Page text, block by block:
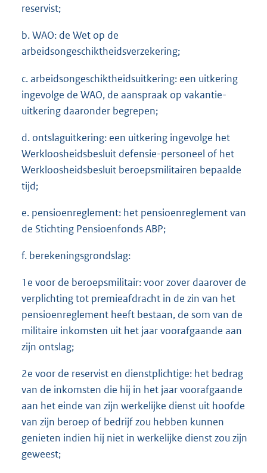
reservist;
b. WAO: de Wet op de
arbeidsongeschiktheidsverzekering;
c. arbeidsongeschiktheidsuitkering: een uitkering
ingevolge de WAO, de aanspraak op vakantie-
uitkering daaronder begrepen;
d. ontslaguitkering: een uitkering ingevolge het
Werkloosheidsbesluit defensie-personeel of het
Werkloosheidsbesluit beroepsmilitairen bepaalde
tijd;
e. pensioenreglement: het pensioenreglement van
de Stichting Pensioenfonds ABP;
f. berekeningsgrondslag:
1e voor de beroepsmilitair: voor zover daarover de
verplichting tot premieafdracht in de zin van het
pensioenreglement heeft bestaan, de som van de
militaire inkomsten uit het jaar voorafgaande aan
zijn ontslag;
2e voor de reservist en dienstplichtige: het bedrag
van de inkomsten die hij in het jaar voorafgaande
aan het einde van zijn werkelijke dienst uit hoofde
van zijn beroep of bedrijf zou hebben kunnen
genieten indien hij niet in werkelijke dienst zou zijn
geweest;